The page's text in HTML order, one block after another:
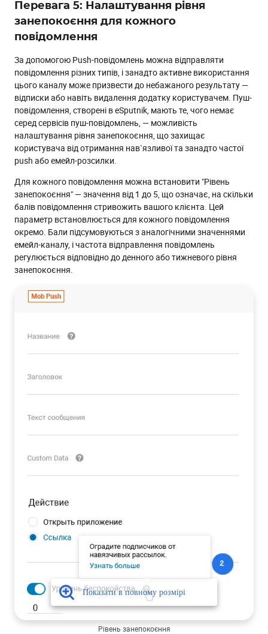
Перевага 5: Налаштування рівня
занепокоєння для кожного
повідомлення
За допомогою Push-повідомлень можна відправляти
повідомлення різних типів, і занадто активне використання
цього каналу може призвести до небажаного результату —
відписки або навіть видалення додатку користувачем. Пуш-
повідомлення, створені в eSputnik, мають те, чого немає
серед сервісів пуш-повідомлень, — можливість
налаштування рівня занепокоєння, що захищає
користувача від отримання нав`язливої та занадто частої
push або емейл-розсилки.
Для кожного повідомлення можна встановити "Рівень
занепокоєння" — значення від 1 до 5, що означає, на скільки
балів повідомлення стривожить вашого клієнта. Цей
параметр встановлюється для кожного повідомлення
окремо. Бали підсумовуються з аналогічними значеннями
емейл-каналу, і частота відправлення повідомлень
регулюється відповідно до денного або тижневого рівня
занепокоєння.
Рівень занепокоєння